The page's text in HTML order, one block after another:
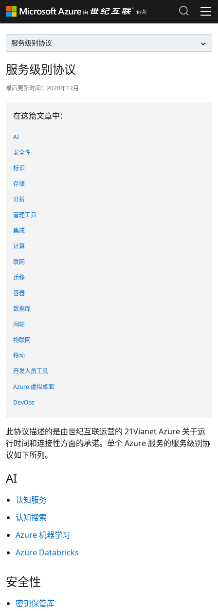
产品和定价
登录 Azure 门户
服务级别协议
最后更新时间：2020年12月
在这篇文章中：
AI
安全性
标识
存储
分析
管理工具
集成
计算
联网
迁移
容器
数据库
网站
物联网
移动
开发人员工具
Azure 虚拟桌面
DevOps
此协议描述的是由世纪互联运营的 21Vianet Azure 关于运
行时间和连接性方面的承诺。单个 Azure 服务的服务级别协
议如下所列。
AI
认知服务
认知搜索
Azure 机器学习
Azure Databricks
安全性
密钥保管库